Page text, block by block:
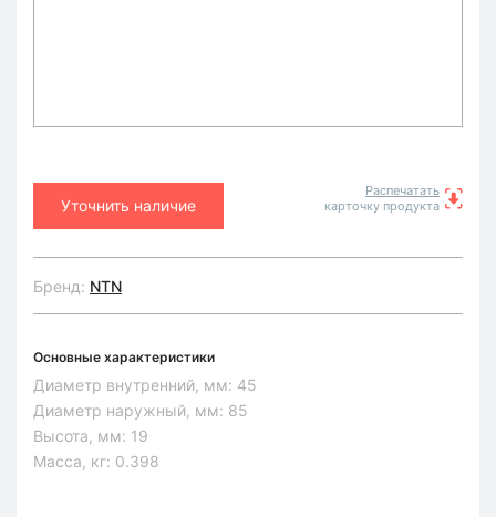
Уточнить наличие
Распечатать
карточку продукта
Бренд: NTN
Основные характеристики
Диаметр внутренний, мм: 45
Диаметр наружный, мм: 85
Высота, мм: 19
Масса, кг: 0.398